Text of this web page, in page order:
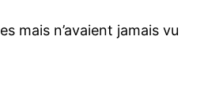
mais n’avaient jamais vu